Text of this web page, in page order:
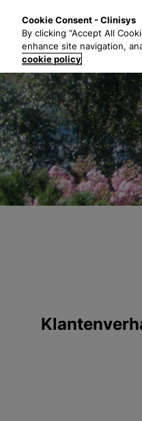
a
r
h
o
o
f
d
t
e
Cookie Consent - Clinisys
By clicking “Accept All
enhance site navigation,
cookie policy